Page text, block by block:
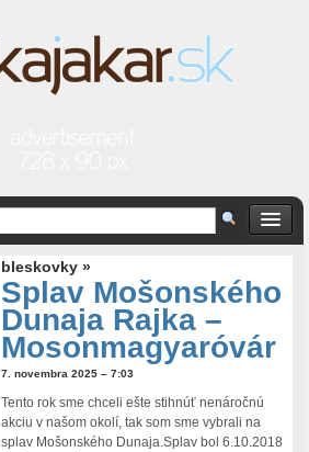
bleskovky »
Splav Mošonského
Dunaja Rajka –
Mosonmagyaróvár
7. novembra 2025 – 7:03
Tento rok sme chceli ešte stihnúť nenáročnú
akciu v našom okolí, tak som sme vybrali na
splav Mošonského Dunaja.Splav bol 6.10.2018